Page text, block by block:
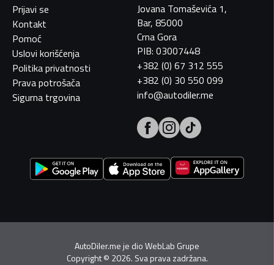
Prijavi se
Kontakt
Pomoć
Uslovi korišćenja
Politika privatnosti
Prava potrošača
Sigurna trgovina
Jovana Tomaševića 1,
Bar, 85000
Crna Gora
PIB: 03007448
+382 (0) 67 312 555
+382 (0) 30 550 099
info@autodiler.me
AutoDiler.me je dioWebLab Grupe
Copyright© 2026. Sva prava zadržana.